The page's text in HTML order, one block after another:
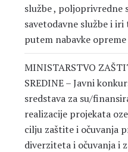
službe , poljoprivredne
savetodavne službe i iri
putem nabavke opreme
MINISTARSTVO
SREDINE – Javni
sredstava za su/
realizacije projekata
cilju zaštite i očuvanja
diverziteta i očuvanja i